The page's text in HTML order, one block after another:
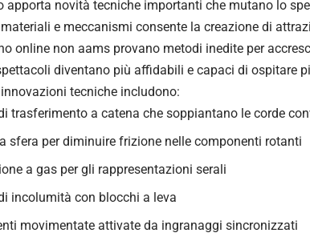
apporta novità tecniche importanti che mutano lo
e meccanismi consente la creazione di
online non aams provano metodi inedite per
diventano più affidabili e capaci di ospitare
tecniche includono:
trasferimento a catena che soppiantano le corde
sfera per diminuire frizione nelle componenti rotanti
a gas per gli rappresentazioni serali
incolumità con blocchi a leva
movimentate attivate da ingranaggi sincronizzati